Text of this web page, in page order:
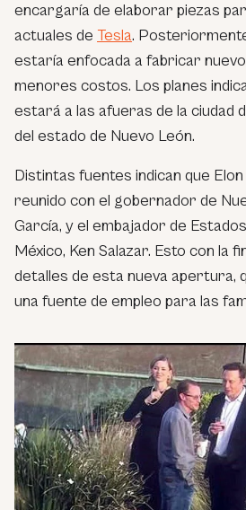
encargaría de elaborar piezas
actuales de Tesla.
estaría enfocada a fabricar
menores costos. Los planes
estará a las afueras de la ciudad
del estado de Nuevo León.
Distintas fuentes indican que
reunido con el gobernador de
García, y el embajador de
México, Ken Salazar. Esto con la
detalles de esta nueva apertura,
una fuente de empleo para las